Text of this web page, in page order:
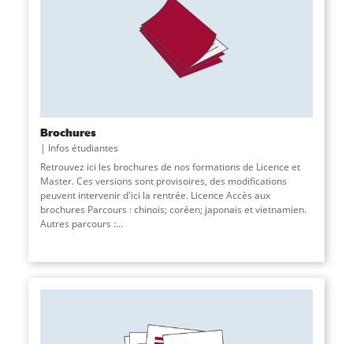
Brochures
Infos étudiantes
Retrouvez ici les brochures de nos formations de Licence et
Master. Ces versions sont provisoires, des modifications
peuvent intervenir d'ici la rentrée. Licence Accès aux
brochures Parcours : chinois; coréen; japonais et vietnamien.
Autres parcours :...